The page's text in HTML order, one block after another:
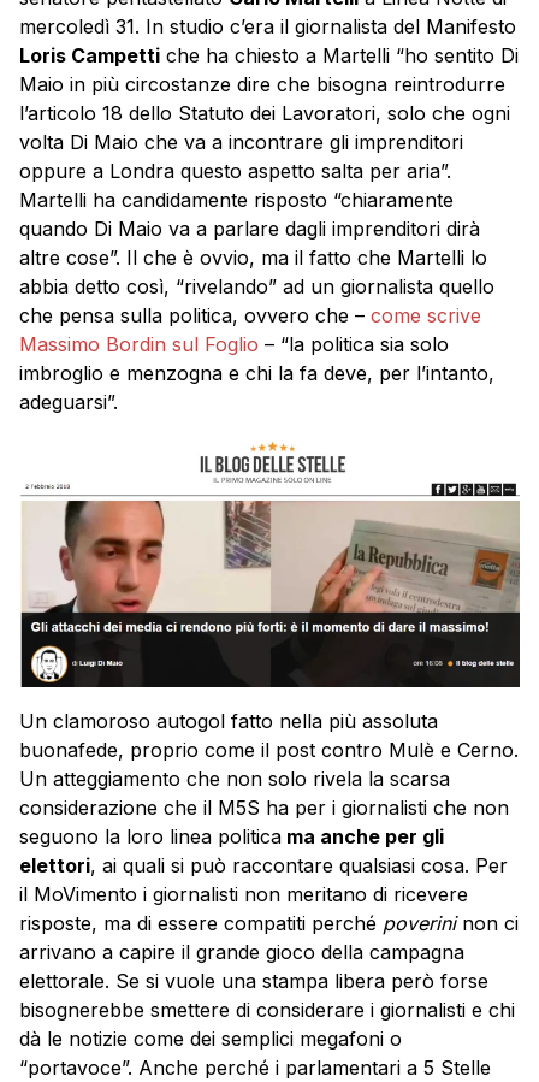
mercoledì 31. In studio c’era il giornalista del Manifesto
Loris Campetti che ha chiesto a Martelli “ho sentito Di
Maio in più circostanze dire che bisogna reintrodurre
l’articolo 18 dello Statuto dei Lavoratori, solo che ogni
volta Di Maio che va a incontrare gli imprenditori
oppure a Londra questo aspetto salta per aria”.
Martelli ha candidamente risposto “chiaramente
quando Di Maio va a parlare dagli imprenditori dirà
altre cose”. Il che è ovvio, ma il fatto che Martelli lo
abbia detto così, “rivelando” ad un giornalista quello
che pensa sulla politica, ovvero che – come scrive
Massimo Bordin sul Foglio – “la politica sia solo
imbroglio e menzogna e chi la fa deve, per l’intanto,
adeguarsi”.
Un clamoroso autogol fatto nella più assoluta
buonafede, proprio come il post contro Mulè e Cerno.
Un atteggiamento che non solo rivela la scarsa
considerazione che il M5S ha per i giornalisti che non
seguono la loro linea politica ma anche per gli
elettori, ai quali si può raccontare qualsiasi cosa. Per
il MoVimento i giornalisti non meritano di ricevere
risposte, ma di essere compatiti perché poverininon ci
arrivano a capire il grande gioco della campagna
elettorale. Se si vuole una stampa libera però forse
bisognerebbe smettere di considerare i giornalisti e chi
dà le notizie come dei semplici megafoni o
“portavoce”. Anche perché i parlamentari a 5 Stelle